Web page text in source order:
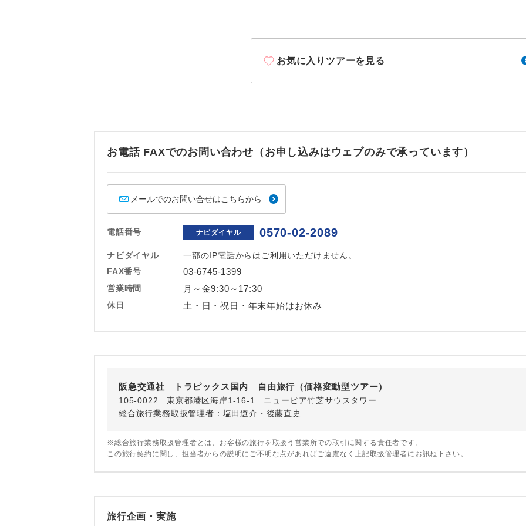
お気に入りツアーを見る
お電話 FAXでのお問い合わせ（お申し込みはウェブのみで承っています）
メールでのお問い合せはこちらから
電話番号 ナビダイヤル 0570-02-2089
ナビダイヤル
一部のIP電話からはご利用いただけません。
FAX番号
03-6745-1399
営業時間 月～金9:30～17:30
休日 土・日・祝日・年末年始はお休み
阪急交通社 トラピックス国内 自由旅行（価格変動型ツアー）
105-0022 東京都港区海岸1-16-1 ニューピア竹芝サウスタワー
総合旅行業務取扱管理者：塩田遼介・後藤直史
※総合旅行業務取扱管理者とは、お客様の旅行を取扱う営業所での取引に関する責任者です。
この旅行契約に関し、担当者からの説明にご不明な点があればご遠慮なく上記取扱管理者にお訊ね下さい。
旅行企画・実施
1名様催行 1名様から出発可能な個人型プランです。
2名様催行 2名様から出発可能な個人型プランです。
ご夫婦限定 ご夫婦限定でご参加いただけるコースです。
女性限定でご参加いただけるコースです。
年齢制限あり
航空会社指定
利用航空会社が指定なので、ご出発の計画にと
ホテル指定